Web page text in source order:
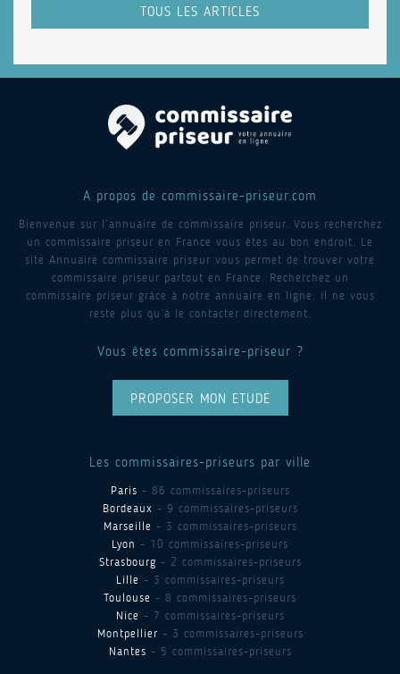
TOUS LES ARTICLES
A propos de commissaire-priseur.com
Bienvenue sur l’annuaire de commissaire priseur. Vous recherchez
un commissaire priseur en France vous êtes au bon endroit. Le
site Annuaire commissaire priseur vous permet de trouver votre
commissaire priseur partout en France. Recherchez un
commissaire priseur grâce à notre annuaire en ligne, il ne vous
reste plus qu’à le contacter directement.
Vous êtes commissaire-priseur ?
PROPOSER MON ETUDE
Les commissaires-priseurs par ville
Paris - 86 commissaires-priseurs
Bordeaux - 9 commissaires-priseurs
Marseille - 3 commissaires-priseurs
Lyon - 10 commissaires-priseurs
Strasbourg - 2 commissaires-priseurs
Lille - 3 commissaires-priseurs
Toulouse - 8 commissaires-priseurs
Nice - 7 commissaires-priseurs
Montpellier - 3 commissaires-priseurs
Nantes - 5 commissaires-priseurs